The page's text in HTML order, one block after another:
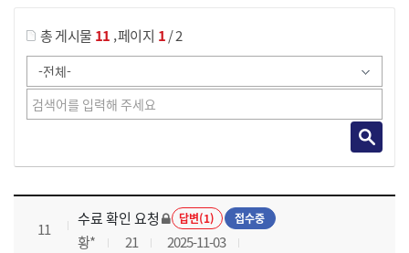
총 게시물 11 ,페이지 1/ 2
재무결산실무 과정 목록 으로 번호, 제목, 작성자, 조회수, 등록 일로 나열 되고 있습니다.
11
수료 확인 요청 답변(1) 접수중
황* 21 2025-11-03